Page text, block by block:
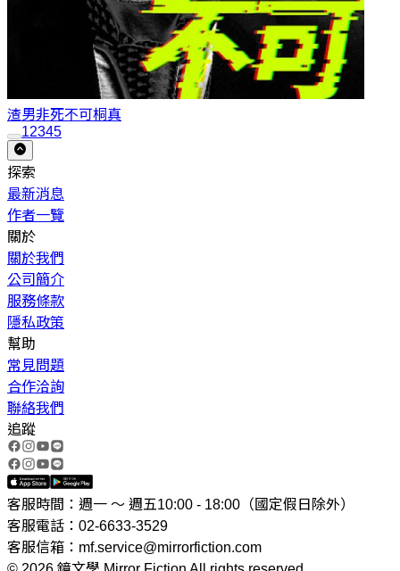
渣男非死不可桐真
12345
探索
最新消息
作者一覽
關於
關於我們
公司簡介
服務條款
隱私政策
幫助
常見問題
合作洽詢
聯絡我們
追蹤
客服時間：週一 ～ 週五10:00 - 18:00（國定假日除外）
客服電話：02-6633-3529
客服信箱：mf.service@mirrorfiction.com